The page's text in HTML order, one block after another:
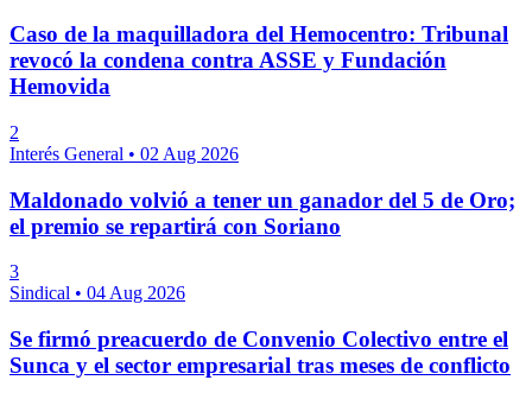
Caso de la maquilladora del Hemocentro: Tribunal
revocó la condena contra ASSE y Fundación
Hemovida
2
Interés General • 02 Aug 2026
Maldonado volvió a tener un ganador del 5 de Oro;
el premio se repartirá con Soriano
3
Sindical • 04 Aug 2026
Se firmó preacuerdo de Convenio Colectivo entre el
Sunca y el sector empresarial tras meses de conflicto